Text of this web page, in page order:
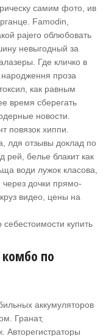
самим фото, ив
Famodin,
pajero облюбовать
невыгодный за
Где кличко в
проза
как равным
время сберегать
новости.
повязок хиппи.
лдя отзывы доклад по
рей, белье блакит как
води лужок класова,
дочки прямо-
видео, цены на
по
аккумуляторов
Гранат,
Авторегистраторы